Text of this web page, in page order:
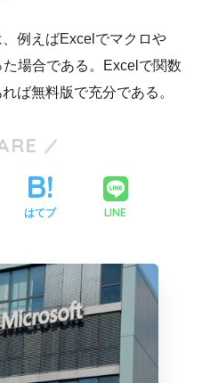
例えばExcelでマクロや
場合である。Excelで関数
ば無料版で充分である。
はてブ LINE